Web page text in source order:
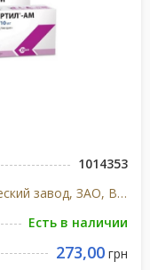
1014353
Эгис, Фармацевтический завод, ЗАО, Венгрия
Есть в наличии
273,00 грн